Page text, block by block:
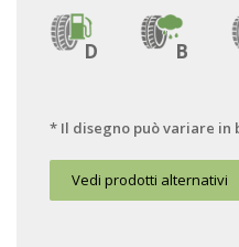
D B
* Il disegno può variare in
Vedi prodotti alternativi